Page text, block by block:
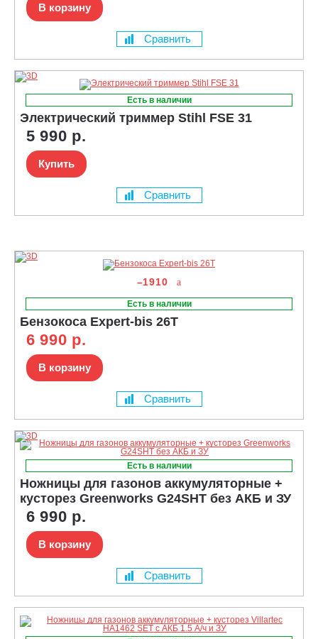
В корзину
Сравнить
Есть в наличии
Электрический триммер Stihl FSE 31
5 990 р.
Купить
Сравнить
–1910
Есть в наличии
Бензокоса Expert-bis 26T
6 990 р.
В корзину
Сравнить
Есть в наличии
Ножницы для газонов аккумуляторные +
кусторез Greenworks G24SHT без АКБ и ЗУ
6 990 р.
В корзину
Сравнить